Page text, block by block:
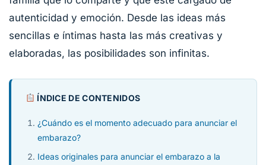
autenticidad y emoción. Desde las ideas más
sencillas e íntimas hasta las más creativas y
elaboradas, las posibilidades son infinitas.
ÍNDICE DE CONTENIDOS
¿Cuándo es el momento adecuado para anunciar el
embarazo?
Ideas originales para anunciar el embarazo a la